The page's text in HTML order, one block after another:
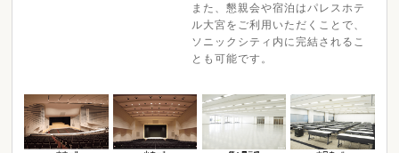
また、懇親会や宿泊はパレスホテ
ル大宮をご利用いただくことで、
ソニックシティ内に完結されるこ
とも可能です。